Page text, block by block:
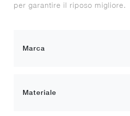
Marca
Materiale
per garantire il riposo migliore.